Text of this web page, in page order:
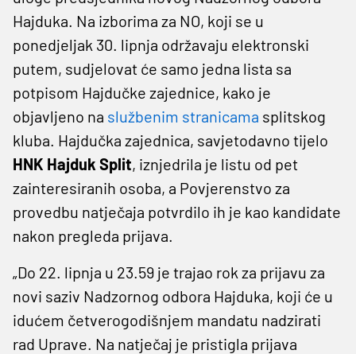
Hajduka. Na izborima za NO, koji se u
ponedjeljak 30. lipnja održavaju elektronski
putem, sudjelovat će samo jedna lista sa
potpisom Hajdučke zajednice, kako je
objavljeno na službenim stranicama splitskog
kluba. Hajdučka zajednica, savjetodavno tijelo
HNK Hajduk Split, iznjedrila je listu od pet
zainteresiranih osoba, a Povjerenstvo za
provedbu natječaja potvrdilo ih je kao kandidate
nakon pregleda prijava.
„Do 22. lipnja u 23.59 je trajao rok za prijavu za
novi saziv Nadzornog odbora Hajduka, koji će u
idućem četverogodišnjem mandatu nadzirati
rad Uprave. Na natječaj je pristigla prijava